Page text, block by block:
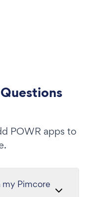
POWR apps to
my Pimcore